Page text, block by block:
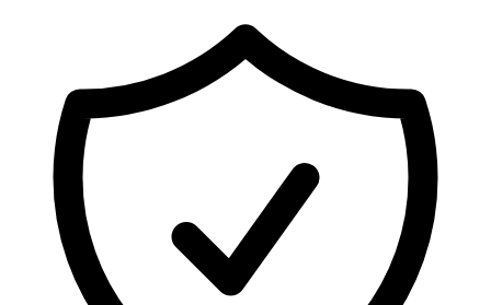
Правознавство
Я досліджую світ
Реєстр перекладачів жестової мови Українського
товариства глухих
Підготовка перекладачів
Безбар'єрність для глухих
Вінницька область
Волинська область
Дніпропетровська область
Донецька область